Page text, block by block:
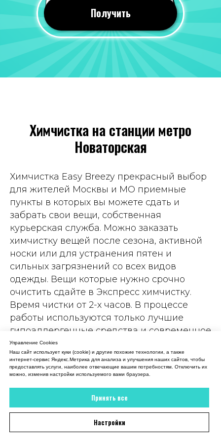
24 июля 2026
Все понравилось, оперативно почистили
вещи. Качество мне понравилось, со всеми
пятнами справились!
Отзыв 2GIS
Всегда приветливый персонал, часто к
ним хожу, вещи чистят хорошо. Цены
вполне демократичные. Рекомендую
Татьяна Демина
Вежливый администратор, все рассказала,
объяснила. В итоге платье мое снова как
Отзыв 2GIS
Получить
Химчистка на станции метро
Новаторская
Химчистка Easy Breezy прекрасный выбор
для жителей Москвы и МО приемные
пункты в которых вы можете сдать и
забрать свои вещи, собственная
курьерская служба. Можно заказать
химчистку вещей после сезона, активной
носки или для устранения пятен и
сильных загрязнений со всех видов
одежды. Вещи которые нужно срочно
очистить сдайте в Экспресс химчистку.
Время чистки от 2-х часов. В процессе
работы используются только лучшие
гипоаллергенные средства и современное
оборудование для быстрой борьбы с
загрязнениями. Такой подход позволяет
очистить даже деликатные ткани, не
загрязняет окружающую среду.
Управление Cookies
Наш сайт использует куки (cookie) и другие похожие технологии, а также
интернет-сервис Яндекс.Метрика для анализа и улучшения наших сайтов, чтобы
предоставлять услуги, наиболее отвечающие вашим потребностям. Отключить их
можно, изменив настройки используемого вами браузера.
Принять все
Настройки